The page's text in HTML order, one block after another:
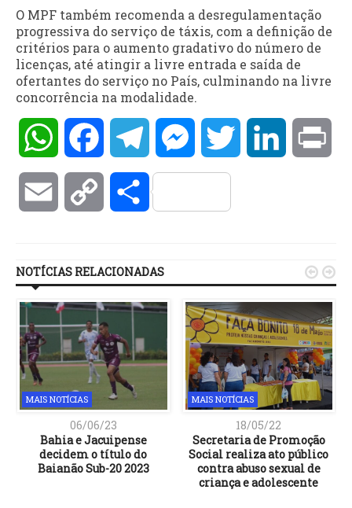
O MPF também recomenda a desregulamentação
progressiva do serviço de táxis, com a definição de
critérios para o aumento gradativo do número de
licenças, até atingir a livre entrada e saída de
ofertantes do serviço no País, culminando na livre
concorrência na modalidade.
WhatsAppFacebookTelegramMessengerTwitter LinkedIn
Email Copy Compartilhar
NOTÍCIAS RELACIONADAS
MAIS NOTÍCIAS
06/06/23
Bahia e Jacuipense
decidem o título do
Baianão Sub-20 2023
MAIS NOTÍCIAS
18/05/22
Secretaria de Promoção
Social realiza ato público
contra abuso sexual de
criança e adolescente
 